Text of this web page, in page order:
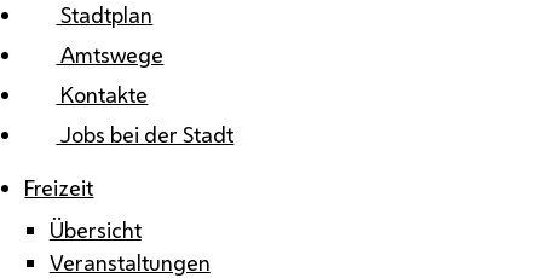
Stadtplan
Amtswege
Kontakte
Jobs bei der Stadt
Freizeit
Übersicht
Veranstaltungen